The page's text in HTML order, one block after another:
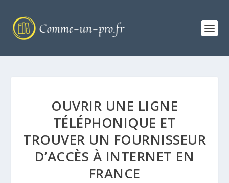
OUVRIR UNE LIGNE
TÉLÉPHONIQUE ET
TROUVER UN FOURNISSEUR
D’ACCÈS À INTERNET EN
FRANCE